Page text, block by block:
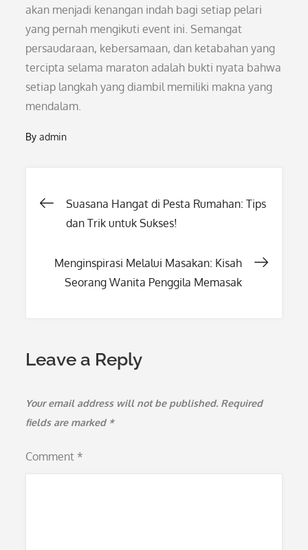
akan menjadi kenangan indah bagi setiap pelari
yang pernah mengikuti event ini. Semangat
persaudaraan, kebersamaan, dan ketabahan yang
tercipta selama maraton adalah bukti nyata bahwa
setiap langkah yang diambil memiliki makna yang
mendalam.
Byadmin
Post
Suasana Hangat di Pesta Rumahan: Tips
dan Trik untuk Sukses!
Menginspirasi Melalui Masakan: Kisah
Seorang Wanita Penggila Memasak
Leave a Reply
Your email address will not be published. Required
fields are marked *
Comment *